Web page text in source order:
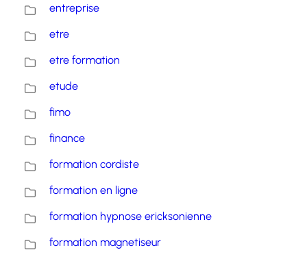
entreprise
etre
etre formation
etude
fimo
finance
formation cordiste
formation en ligne
formation hypnose ericksonienne
formation magnetiseur